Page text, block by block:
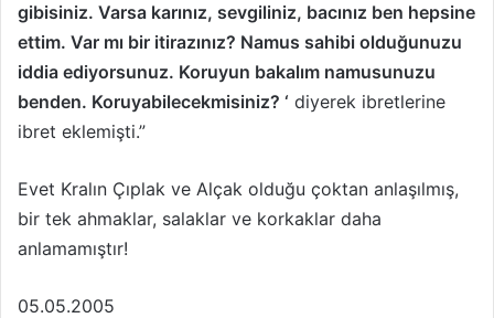
gibisiniz. Varsa karınız, sevgiliniz, bacınız ben hepsine
ettim. Var mı bir itirazınız? Namus sahibi olduğunuzu
iddia ediyorsunuz. Koruyun bakalım namusunuzu
benden. Koruyabilecekmisiniz? ‘ diyerek ibretlerine
ibret eklemişti.”
Evet Kralın Çıplak ve Alçak olduğu çoktan anlaşılmış,
bir tek ahmaklar, salaklar ve korkaklar daha
anlamamıştır!
05.05.2005